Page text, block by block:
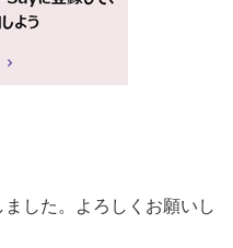
した。よろしくお願いし